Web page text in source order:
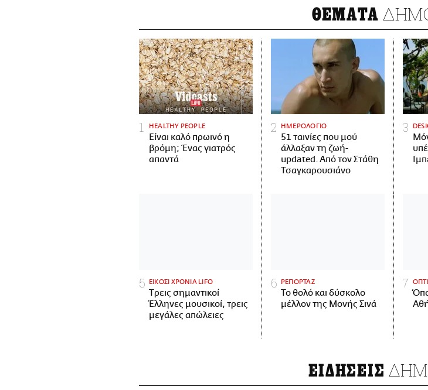
ΘΕΜΑΤΑ
HEALTHY PEOPLE
Είναι καλό πρωινό η
βρόμη; Ένας γιατρός
απαντά
ΗΜΕΡΟΛΟΓΙΟ
51 ταινίες που μού
άλλαξαν τη ζωή-
updated. Aπό τον Στάθη
Τσαγκαρουσιάνο
ΕΙΚΟΣΙ ΧΡΟΝΙΑ LIFO
Tρεις σημαντικοί
Έλληνες μουσικοί, τρεις
μεγάλες απώλειες
ΡΕΠΟΡΤΑΖ
Το θολό και δύσκολο
μέλλον της Μονής Σινά
ΕΙΔΗΣΕΙΣ